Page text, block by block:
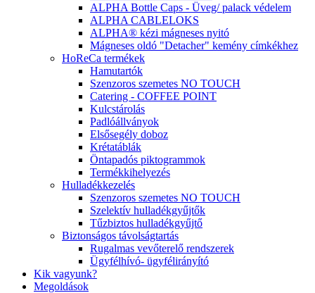
ALPHA Bottle Caps - Üveg/ palack védelem
ALPHA CABLELOKS
ALPHA® kézi mágneses nyitó
Mágneses oldó "Detacher" kemény címkékhez
HoReCa termékek
Hamutartók
Szenzoros szemetes NO TOUCH
Catering - COFFEE POINT
Kulcstárolás
Padlóállványok
Elsősegély doboz
Krétatáblák
Öntapadós piktogrammok
Termékkihelyezés
Hulladékkezelés
Szenzoros szemetes NO TOUCH
Szelektív hulladékgyűjtők
Tűzbiztos hulladékgyűjtő
Biztonságos távolságtartás
Rugalmas vevőterelő rendszerek
Ügyfélhívó- ügyfélirányító
Kik vagyunk?
Megoldások